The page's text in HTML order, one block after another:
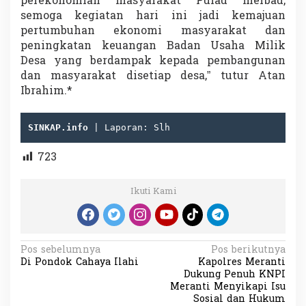
semoga kegiatan hari ini jadi kemajuan
pertumbuhan ekonomi masyarakat dan
peningkatan keuangan Badan Usaha Milik
Desa yang berdampak kepada pembangunan
dan masyarakat disetiap desa,” tutur Atan
Ibrahim.*
SINKAP.info | Laporan: Slh
723
Ikuti Kami
N
a
Pos sebelumnya
Di Pondok Cahaya Ilahi
Pos berikutnya
Kapolres Meranti
Dukung Penuh KNPI
Meranti Menyikapi Isu
Sosial dan Hukum